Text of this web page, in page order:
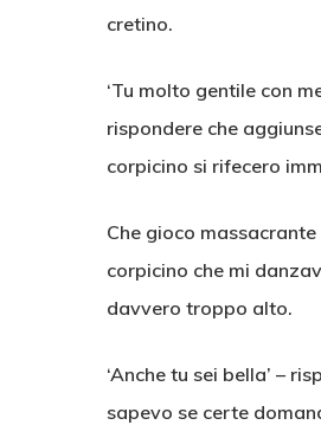
cretino.
‘Tu molto gentile con
rispondere che
corpicino si rifecero
Che gioco
corpicino che mi
davvero troppo alto.
‘Anche tu sei bella’ –
sapevo se certe